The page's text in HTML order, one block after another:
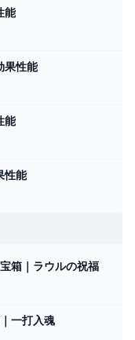
能
果性能
能
性能
箱｜ラウルの祝福
一打入魂